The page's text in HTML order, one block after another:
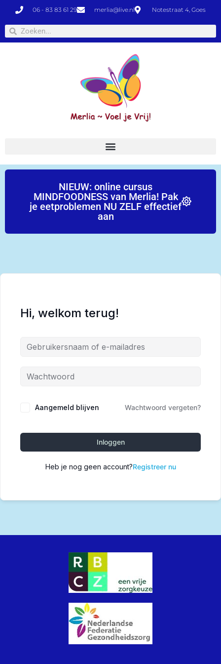
06 - 83 83 61 29 merlia@live.nl Notestraat 4, Goes
NIEUW: online cursus
MINDFOODNESS van Merlia! Pak
je eetproblemen NU ZELF effectief
aan
Hi, welkom terug!
Alternative:
Aangemeld blijven Wachtwoord vergeten?
Inloggen
Heb je nog geen account?Registreer nu